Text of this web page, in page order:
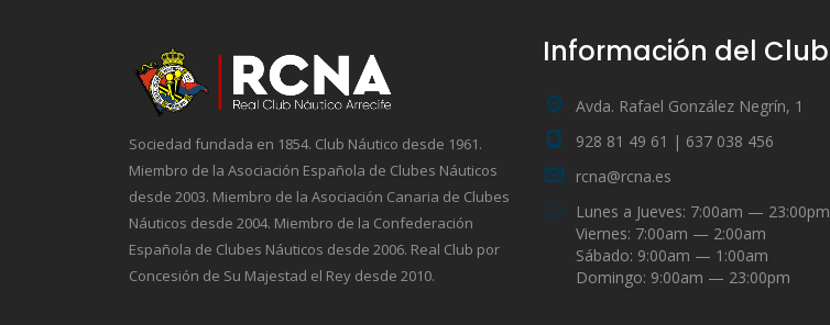
Sociedad fundada en 1854. Club Náutico desde 1961.
Miembro de la Asociación Española de Clubes Náuticos
desde 2003. Miembro de la Asociación Canaria de Clubes
Náuticos desde 2004. Miembro de la Confederación
Española de Clubes Náuticos desde 2006. Real Club por
Concesión de Su Majestad el Rey desde 2010.
Información del Club
Avda. Rafael González Negrín, 1
928 81 49 61 | 637 038 456
rcna@rcna.es
Lunes a Jueves: 7:00am — 23:00pm
Viernes: 7:00am — 2:00am
Sábado: 9:00am — 1:00am
Domingo: 9:00am — 23:00pm